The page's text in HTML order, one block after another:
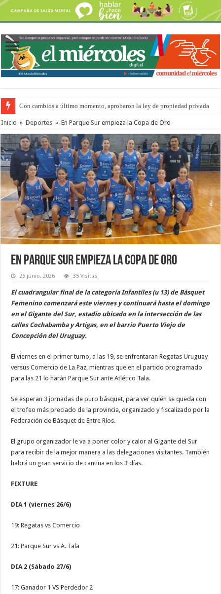
Con cambios a último momento, aprobaron la ley de propiedad privada
Inicio » Deportes » En Parque Sur empieza la Copa de Oro
En Parque Sur empieza la Copa de Oro
25 junio, 2026 35 Visitas
El cuadrangular final de la categoría Infantiles (u 13) de Básquet
Femenino comenzará este viernes y continuará hasta el domingo
en el Gigante del Sur, estadio ubicado en la intersección de las
calles Cochabamba y Artigas, en el barrio Puerto Viejo de
Concepción del Uruguay.
El viernes en el primer turno, a las 19, se enfrentaran Regatas Uruguay
versus Comercio de La Paz, mientras que en el partido programado
para las 21 lo harán Parque Sur ante Atlético Tala.
Se esperan 3 jornadas de puro básquet, para ver quién se queda con
el trofeo más preciado de la provincia, organizado y fiscalizado por la
Federación de Básquet de Entre Ríos.
El grupo organizador le va a poner color y calor al Gigante del Sur
para recibir de la mejor manera a las delegaciones visitantes. También
habrá un gran servicio de cantina en los 3 días.
FIXTURE
DIA 1 (viernes 26/6)
19: Regatas vs Comercio
21: Parque Sur vs A. Tala
DIA 2 (Sábado 27/6)
17: Ganador 1 VS Perdedor 2